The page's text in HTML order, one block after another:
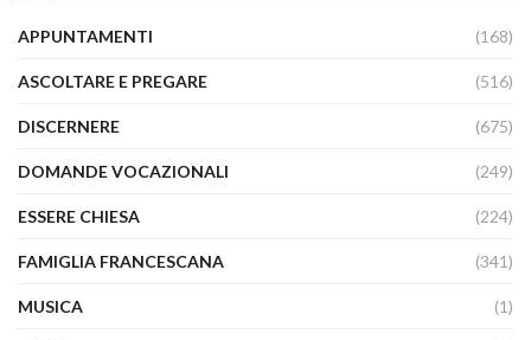
APPUNTAMENTI (168)
ASCOLTARE E PREGARE (516)
DISCERNERE (675)
DOMANDE VOCAZIONALI (249)
ESSERE CHIESA (224)
FAMIGLIA FRANCESCANA (341)
MUSICA (1)